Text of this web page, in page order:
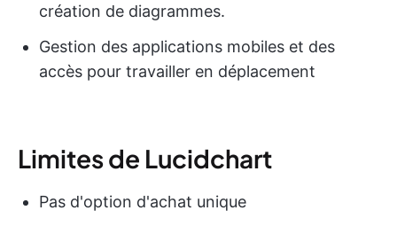
création de diagrammes.
Gestion des applications mobiles et des
accès pour travailler en déplacement
Limites de Lucidchart
Pas d'option d'achat unique